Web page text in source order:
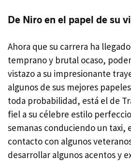
De Niro en el papel de su
Ahora que su carrera ha
temprano y brutal ocaso,
vistazo a su impresionante
algunos de sus mejores
toda probabilidad, está el de
fiel a su célebre estilo
semanas conduciendo un taxi,
contacto con algunos
desarrollar algunos acentos y